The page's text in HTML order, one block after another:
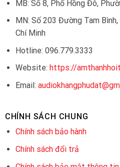
MB: Số 8, Phố Hồng Đô,
MN: Số 203 Đường Tam
Chí Minh
Hotline: 096.779.3333
Website: https://
Email:
CHÍNH SÁCH CHUNG
Chính sách bảo hành
Chính sách đổi trả